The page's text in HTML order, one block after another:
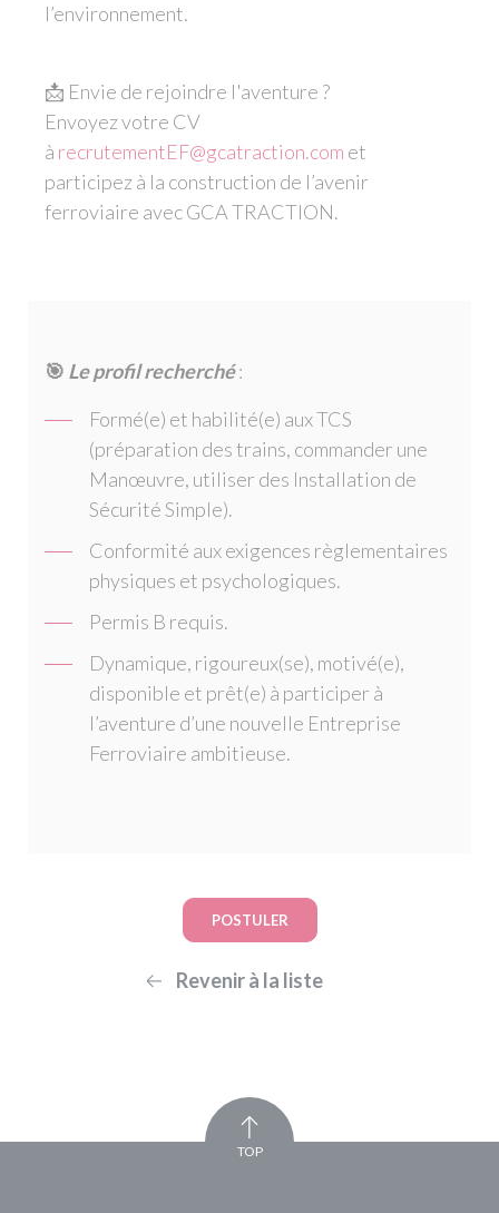
l’environnement.
📩 Envie de rejoindre l'aventure ?
Envoyez votre CV
à recrutementEF@gcatraction.com et
participez à la construction de l’avenir
ferroviaire avec GCA TRACTION.
🎯 Le profil recherché:
Formé(e) et habilité(e) aux TCS
(préparation des trains, commander une
Manœuvre, utiliser des Installation de
Sécurité Simple).
Conformité aux exigences règlementaires
physiques et psychologiques.
Permis B requis.
Dynamique, rigoureux(se), motivé(e),
disponible et prêt(e) à participer à
l’aventure d’une nouvelle Entreprise
Ferroviaire ambitieuse.
POSTULER
Revenir à la liste
TOP